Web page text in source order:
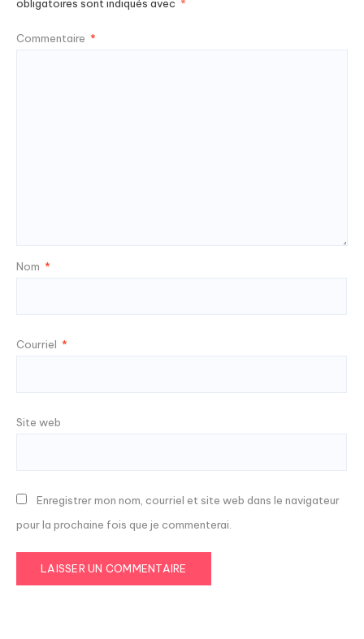
obligatoires sont indiqués avec *
Commentaire *
Nom *
Courriel *
Site web
Enregistrer mon nom, courriel et site web dans le navigateur
pour la prochaine fois que je commenterai.